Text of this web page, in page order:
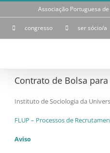
Skip
Associação Portuguesa
congresso ser sócio/a
Contrato de Bolsa
Instituto de Sociologia da
FLUP – Processos de
Aviso